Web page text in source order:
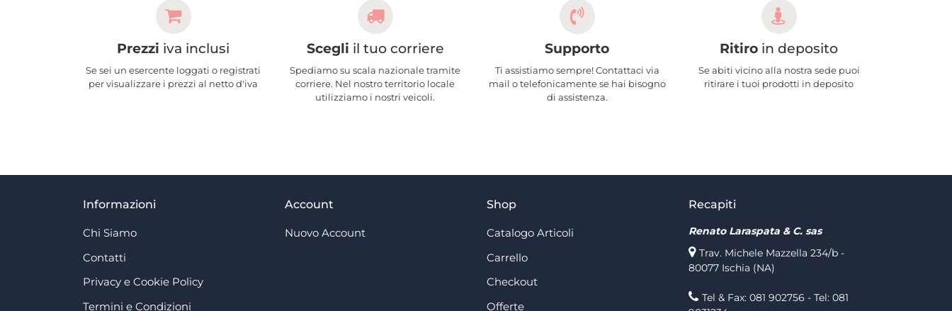
Prezzi iva inclusi
Se sei un esercente loggati o registrati
per visualizzare i prezzi al netto d'iva
Scegli il tuo corriere
Spediamo su scala nazionale tramite
corriere. Nel nostro territorio locale
utilizziamo i nostri veicoli.
Supporto
Ti assistiamo sempre! Contattaci via
mail o telefonicamente se hai bisogno
di assistenza.
Ritiro in deposito
Se abiti vicino alla nostra sede puoi
ritirare i tuoi prodotti in deposito
Informazioni
Chi Siamo
Contatti
Privacy e Cookie Policy
Termini e Condizioni
Account
Nuovo Account
Shop
Catalogo Articoli
Carrello
Checkout
Offerte
Recapiti
Renato Laraspata & C. sas
Trav. Michele Mazzella 234/b -
80077 Ischia (NA)
Tel & Fax: 081 902756 - Tel: 081